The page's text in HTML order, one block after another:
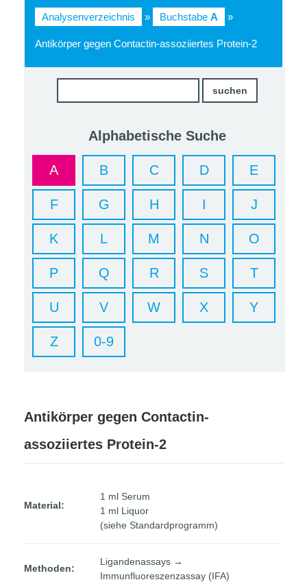
Analysenverzeichnis » Buchstabe A »
Antikörper gegen Contactin-assoziiertes Protein-2
Alphabetische Suche
A B C D E
F G H I J
K L M N O
P Q R S T
U V W X Y
Z 0-9
Antikörper gegen Contactin-
assoziiertes Protein-2
Material:
1 ml Serum
1 ml Liquor
(siehe Standardprogramm)
Methoden:
Ligandenassays →
Immunfluoreszenzassay (IFA)